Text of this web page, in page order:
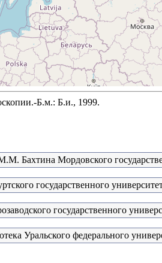
Б.м.: Б.и., 1999.
Бахтина Мордовского
государственного
государственного
Уральского федерального